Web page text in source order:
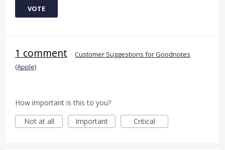
VOTE
1 comment · Customer Suggestions for Goodnotes
(Apple)
How important is this to you?
Not at all
Important Critical